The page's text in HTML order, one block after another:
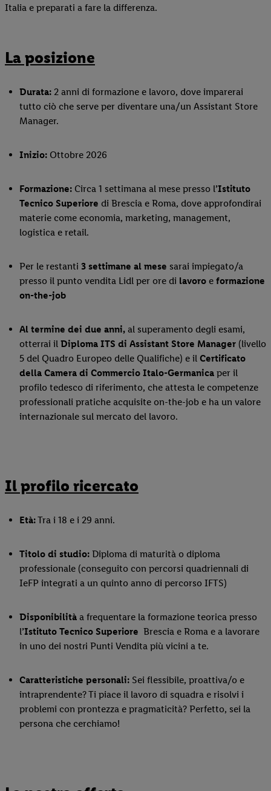
Italia e preparati a fare la differenza.
La posizione
Durata: 2 anni di formazione e lavoro, dove imparerai
tutto ciò che serve per diventare una/un Assistant Store
Manager.
Inizio: Ottobre 2026
Formazione: Circa 1 settimana al mese presso l’Istituto
Tecnico Superiore di Brescia e Roma, dove approfondirai
materie come economia, marketing, management,
logistica e retail.
Per le restanti 3 settimane al mese sarai impiegato/a
presso il punto vendita Lidl per ore di lavoro e formazione
on-the-job
Al termine dei due anni, al superamento degli esami,
otterrai il Diploma ITS di Assistant Store Manager (livello
5 del Quadro Europeo delle Qualifiche) e il Certificato
della Camera di Commercio Italo-Germanica per il
profilo tedesco di riferimento, che attesta le competenze
professionali pratiche acquisite on-the-job e ha un valore
internazionale sul mercato del lavoro.
Il profilo ricercato
Età:Tra i 18 e i 29 anni.
Titolo di studio: Diploma di maturità o diploma
professionale (conseguito con percorsi quadriennali di
IeFP integrati a un quinto anno di percorso IFTS)
Disponibilità a frequentare la formazione teorica presso
l’Istituto Tecnico Superiore Brescia e Roma e a lavorare
in uno dei nostri Punti Vendita più vicini a te.
Caratteristiche personali: Sei flessibile, proattiva/o e
intraprendente? Ti piace il lavoro di squadra e risolvi i
problemi con prontezza e pragmaticità? Perfetto, sei la
persona che cerchiamo!